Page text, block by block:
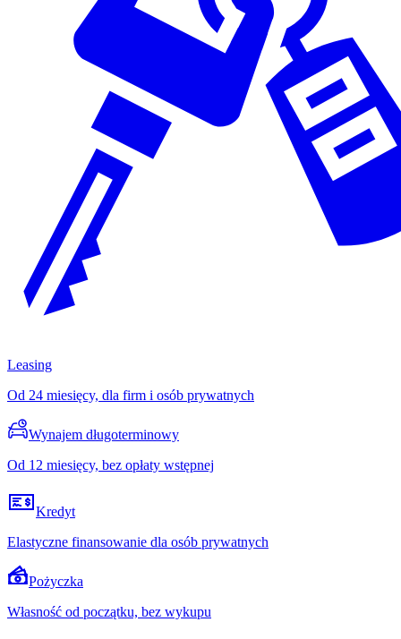
Leasing
Od 24 miesięcy, dla firm i osób prywatnych
Wynajem długoterminowy
Od 12 miesięcy, bez opłaty wstępnej
Kredyt
Elastyczne finansowanie dla osób prywatnych
Pożyczka
Własność od początku, bez wykupu